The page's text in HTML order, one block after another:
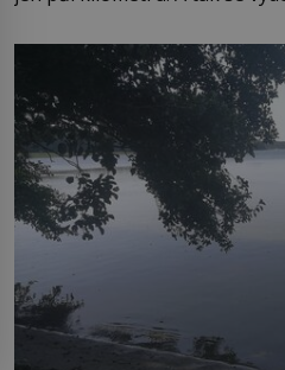
Boskovice na okraji
ve13. století, a už v roce 1313